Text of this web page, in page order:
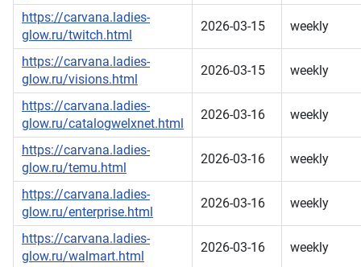
https://carvana.ladies-
glow.ru/twitch.html
2026-03-15 weekly
https://carvana.ladies-
glow.ru/visions.html
2026-03-15 weekly
https://carvana.ladies-
glow.ru/catalogwelxnet.html
2026-03-16 weekly
https://carvana.ladies-
glow.ru/temu.html
2026-03-16 weekly
https://carvana.ladies-
glow.ru/enterprise.html
2026-03-16 weekly
https://carvana.ladies-
glow.ru/walmart.html
2026-03-16 weekly